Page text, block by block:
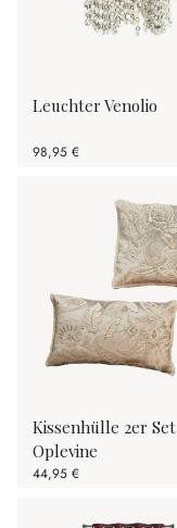
Leuchter Venolio
98,95 €
Kissenhülle 2er Set
Oplevine
44,95 €